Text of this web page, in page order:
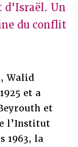
d'Israël. Un
du conflit
Walid
et a
et
l’Institut
1963, la